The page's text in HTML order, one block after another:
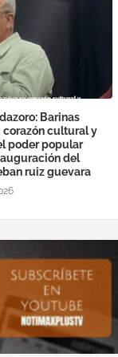
Barinas
corazón cultural y
poder popular
del
ruiz guevara